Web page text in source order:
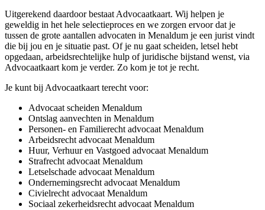
Uitgerekend daardoor bestaat Advocaatkaart. Wij helpen je
geweldig in het hele selectieproces en we zorgen ervoor dat je
tussen de grote aantallen advocaten in Menaldum je een jurist vindt
die bij jou en je situatie past. Of je nu gaat scheiden, letsel hebt
opgedaan, arbeidsrechtelijke hulp of juridische bijstand wenst, via
Advocaatkaart kom je verder. Zo kom je tot je recht.
Je kunt bij Advocaatkaart terecht voor:
Advocaat scheiden Menaldum
Ontslag aanvechten in Menaldum
Personen- en Familierecht advocaat Menaldum
Arbeidsrecht advocaat Menaldum
Huur, Verhuur en Vastgoed advocaat Menaldum
Strafrecht advocaat Menaldum
Letselschade advocaat Menaldum
Ondernemingsrecht advocaat Menaldum
Civielrecht advocaat Menaldum
Sociaal zekerheidsrecht advocaat Menaldum